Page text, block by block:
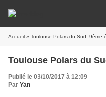
Accueil » Toulouse Polars du Sud, 9ème
Toulouse Polars du
Publié le 03/10/2017 à 12:09
Par Yan